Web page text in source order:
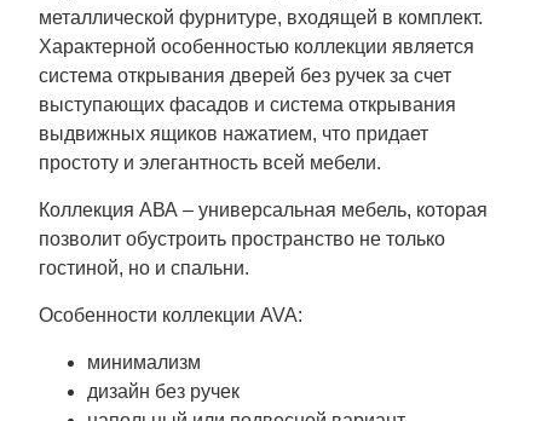
металлической фурнитуре, входящей в комплект.
Характерной особенностью коллекции является
система открывания дверей без ручек за счет
выступающих фасадов и система открывания
выдвижных ящиков нажатием, что придает
простоту и элегантность всей мебели.
Коллекция АВА – универсальная мебель, которая
позволит обустроить пространство не только
гостиной, но и спальни.
Особенности коллекции AVA:
минимализм
дизайн без ручек